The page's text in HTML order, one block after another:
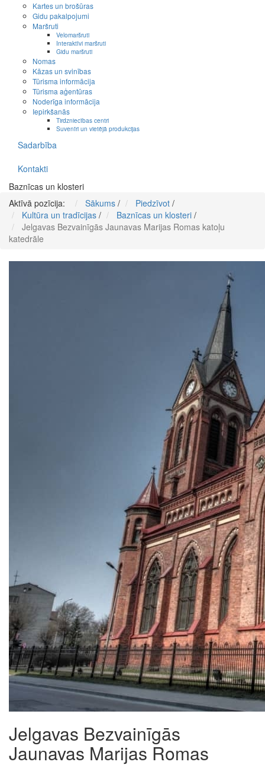
Kartes un brošūras
Gidu pakalpojumi
Maršruti
Velomaršruti
Interaktīvi maršruti
Gidu maršruti
Nomas
Kāzas un svinības
Tūrisma informācija
Tūrisma aģentūras
Noderīga informācija
Iepirkšanās
Tirdzniecības centri
Suvenīri un vietējā produkcijas
Sadarbība
Kontakti
Baznīcas un klosteri
Aktīvā pozīcija:
Sākums / Piedzīvot /
Kultūra un tradīcijas / Baznīcas un klosteri /
Jelgavas Bezvainīgās Jaunavas Marijas Romas katoļu
katedrāle
Jelgavas Bezvainīgās
Jaunavas Marijas Romas